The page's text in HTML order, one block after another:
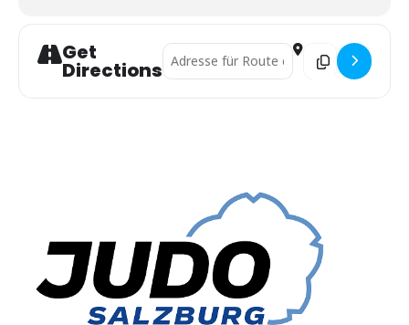
Get
Directions
Address - Int. UJZ Trophy []Destination